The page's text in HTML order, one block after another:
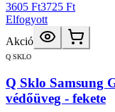
3605 Ft3725 Ft
Elfogyott
Akció
Q SKLO
Q Sklo Samsung
védőüveg - fekete